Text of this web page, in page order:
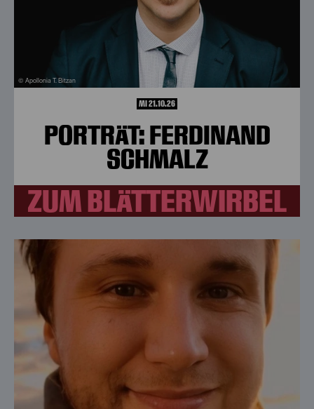
© Apollonia T. Bitzan
MI 21.10.26
PORTRÄT: FERDINAND
SCHMALZ
ZUM BLÄTTERWIRBEL